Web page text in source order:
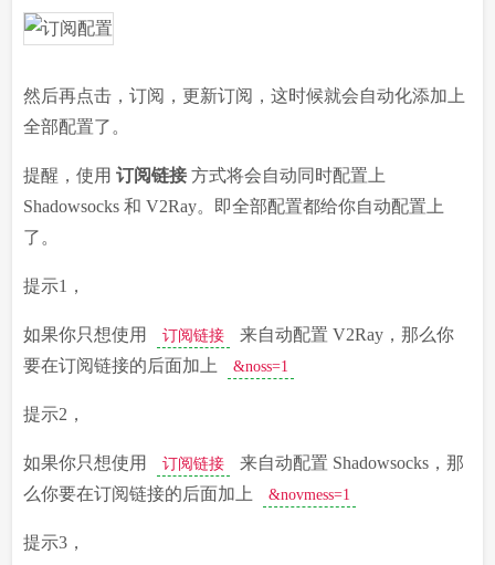
然后再点击，订阅，更新订阅，这时候就会自动化添加上
全部配置了。
提醒，使用订阅链接 方式将会自动同时配置上
Shadowsocks 和 V2Ray。即全部配置都给你自动配置上
了。
提示1，
如果你只想使用 订阅链接
来自动配置 V2Ray，那么你
要在订阅链接的后面加上
&noss=1
提示2，
如果你只想使用 订阅链接
来自动配置 Shadowsocks，那
么你要在订阅链接的后面加上
&novmess=1
提示3，